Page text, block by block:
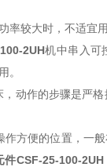
较大时，不适宜
2UH机中串入可
。
动作的步骤是严格
方便的位置，一
件CSF-25-100-2UH